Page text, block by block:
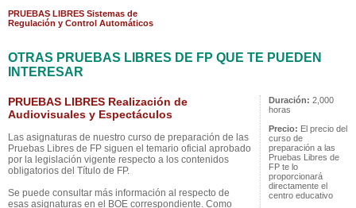
PRUEBAS LIBRES Sistemas de
Regulación y Control Automáticos
OTRAS PRUEBAS LIBRES DE FP QUE TE PUEDEN
INTERESAR
PRUEBAS LIBRES Realización de
Audiovisuales y Espectáculos
Las asignaturas de nuestro curso de preparación de las
Pruebas Libres de FP siguen el temario oficial aprobado
por la legislación vigente respecto a los contenidos
obligatorios del Título de FP.
Se puede consultar más información al respecto de
esas asignaturas en el BOE correspondiente. Como
Duración: 2,000
horas
Precio: El precio del
curso de
preparación a las
Pruebas Libres de
FP te lo
proporcionará
directamente el
centro educativo